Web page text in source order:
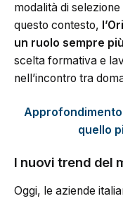
modalità di
questo contesto,
un ruolo sempre
scelta formativa e
nell’incontro tra
quello
I nuovi trend del
Oggi, le aziende